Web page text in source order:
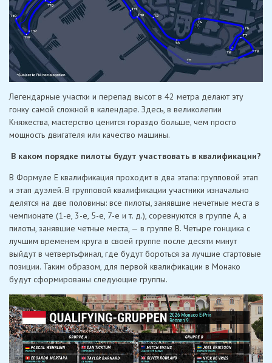
Легендарные участки и перепад высот в 42 метра делают эту
гонку самой сложной в календаре. Здесь, в великолепии
Княжества, мастерство ценится гораздо больше, чем просто
мощность двигателя или качество машины.
В каком порядке пилоты будут участвовать в квалификации?
В Формуле E квалификация проходит в два этапа: групповой этап
и этап дуэлей. В групповой квалификации участники изначально
делятся на две половины: все пилоты, занявшие нечетные места в
чемпионате (1-е, 3-е, 5-е, 7-е и т. д.), соревнуются в группе А, а
пилоты, занявшие четные места, — в группе В. Четыре гонщика с
лучшим временем круга в своей группе после десяти минут
выйдут в четвертьфинал, где будут бороться за лучшие стартовые
позиции. Таким образом, для первой квалификации в Монако
будут сформированы следующие группы.